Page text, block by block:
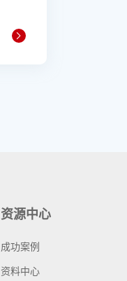
资源中心
成功案例
资料中心